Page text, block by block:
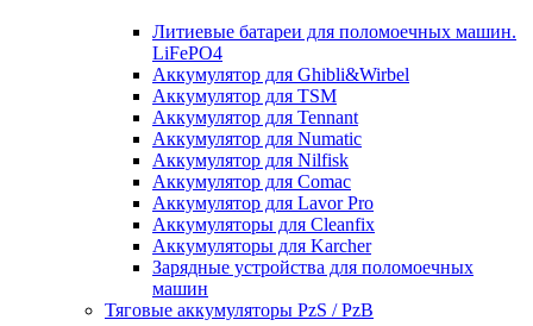
Литиевые батареи для поломоечных машин.
LiFePO4
Аккумулятор для Ghibli&Wirbel
Аккумулятор для TSM
Аккумулятор для Tennant
Аккумулятор для Numatic
Аккумулятор для Nilfisk
Аккумулятор для Comac
Аккумулятор для Lavor Pro
Аккумуляторы для Cleanfix
Аккумуляторы для Karcher
Зарядные устройства для поломоечных
машин
Тяговые аккумуляторы PzS / PzB